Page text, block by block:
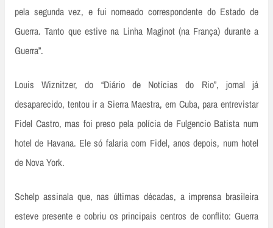
pela segunda vez, e fui nomeado correspondente do Estado de
Guerra. Tanto que estive na Linha Maginot (na França) durante a
Guerra”.
Louis Wiznitzer, do “Diário de Notícias do Rio”, jornal já
desaparecido, tentou ir a Sierra Maestra, em Cuba, para entrevistar
Fidel Castro, mas foi preso pela polícia de Fulgencio Batista num
hotel de Havana. Ele só falaria com Fidel, anos depois, num hotel
de Nova York.
Schelp assinala que, nas últimas décadas, a imprensa brasileira
esteve presente e cobriu os principais centros de conflito: Guerra